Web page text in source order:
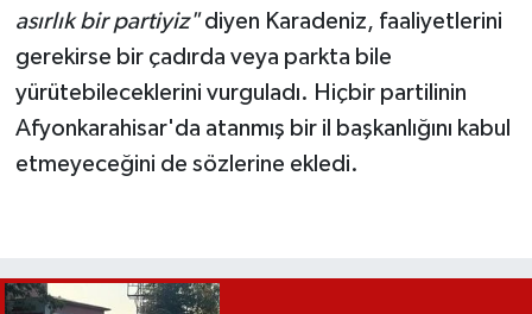
asırlık bir partiyiz"diyen Karadeniz, faaliyetlerini
gerekirse bir çadırda veya parkta bile
yürütebileceklerini vurguladı. Hiçbir partilinin
Afyonkarahisar'da atanmış bir il başkanlığını kabul
etmeyeceğini de sözlerine ekledi.